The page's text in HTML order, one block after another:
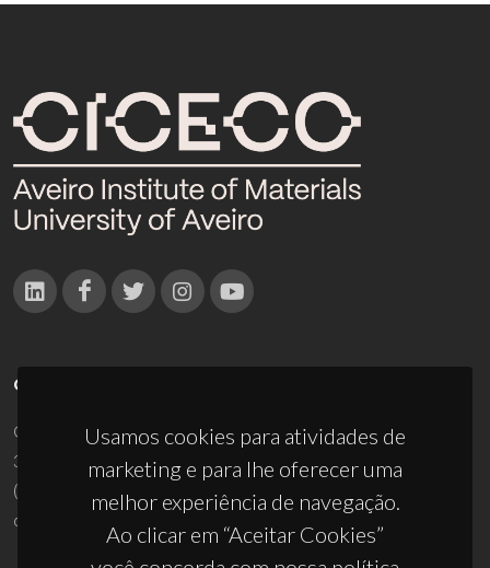
Usamos cookies para atividades de
marketing e para lhe oferecer uma
melhor experiência de navegação.
Ao clicar em “Aceitar Cookies”
CONTACTOS
Campus Universitário de Santiago
3810-193 Aveiro - Portugal
(+351) 234 370 200
ciceco@ua.pt